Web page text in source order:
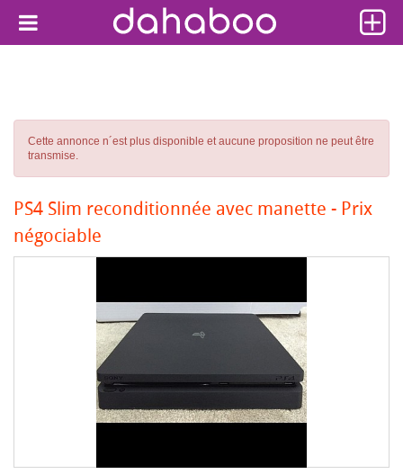
Cette annonce n´est plus disponible et aucune proposition ne peut être
transmise.
PS4 Slim reconditionnée avec manette - Prix
négociable